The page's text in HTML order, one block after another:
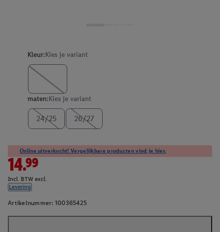
Kleur:Kies je variant
maten:Kies je variant
24/25 26/27
Online uitverkocht! Vergelijkbare producten vind je hier.
14.99
Incl. BTW excl.
Levering
Artikelnummer: 100365425